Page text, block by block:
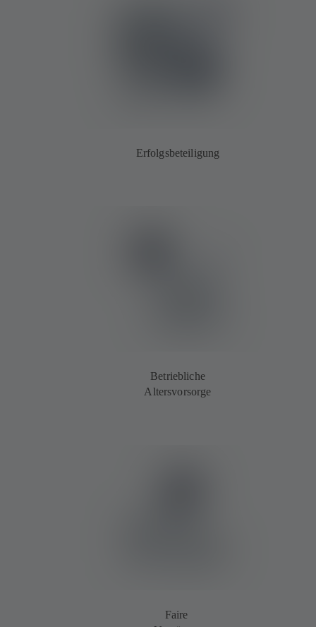
Erfolgsbeteiligung
Betriebliche
Altersvorsorge
Faire